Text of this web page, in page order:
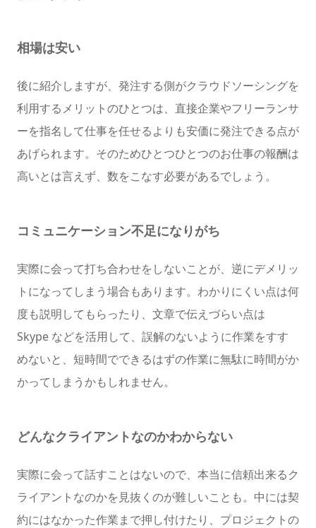
相場は安い
後に紹介しますが、発注する側がクラウドソーシングを
利用するメリットのひとつは、直接企業やフリーランサ
ーを指名して仕事を任せるよりも安価に発注できる点が
あげられます。そのためひとつひとつのお仕事の報酬は
高いとは言えず、数をこなす必要があるでしょう。
コミュニケーション不足になりがち
実際に会って打ち合わせをしないことが、逆にデメリッ
トになってしまう場合もあります。わかりにくい点は何
度も説明してもらったり、文章で伝えづらい点は
Skype などを活用して、誤解のないように作業をすす
めないと、短時間でできるはずの作業に無駄に時間がか
かってしまうかもしれません。
どんなクライアントなのかわからない
実際に会って話すことはないので、本当に信頼出来るク
ライアントなのかを見抜くのが難しいことも。中には契
約にはなかった作業まで押し付けたり、プロジェクトの